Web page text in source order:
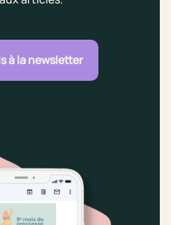
à la newsletter